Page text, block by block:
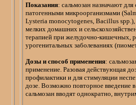
Показания:сальмозан назначают для
патогенными микроорганизмами (
Lysteria monocytogenes ,Bacillus spp
мелких домашних и
терапией при желудочно-кишечных,
урогенитальных заболеваниях (
Дозы и способ применения:
применение. Разовая действующая
профилактики и для стимуляции
дозе. Возможно повторное введение
сальмозан вводят однократно,